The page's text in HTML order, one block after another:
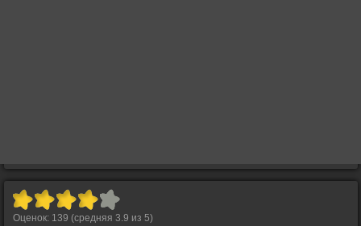
Оценок: 139 (средняя 3.9 из 5)